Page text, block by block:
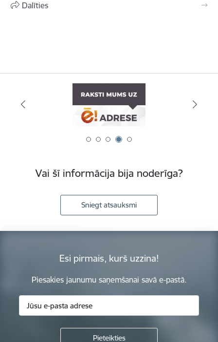
Dalīties
Vai šī informācija bija noderīga?
Sniegt atsauksmi
Esi pirmais, kurš uzzina!
Piesakies jaunumu saņemšanai savā e-pastā.